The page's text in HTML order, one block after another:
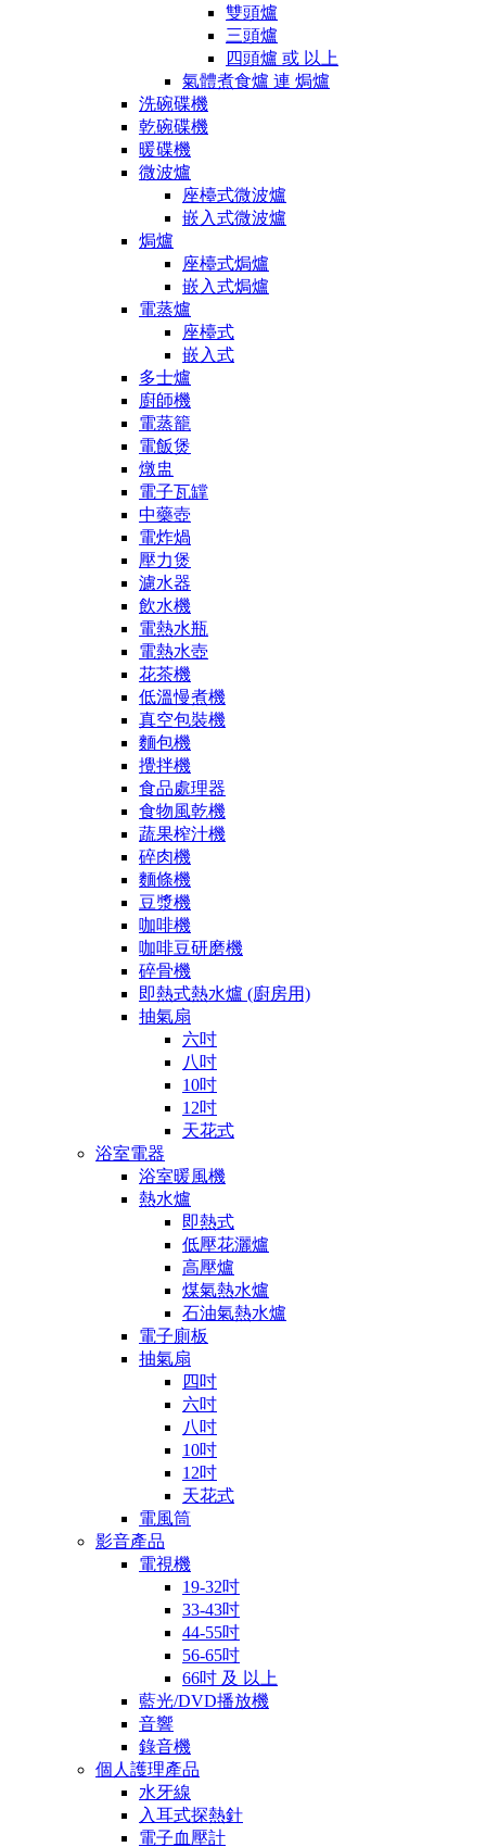
雙頭爐
三頭爐
四頭爐 或 以上
氣體煮食爐 連 焗爐
洗碗碟機
乾碗碟機
暖碟機
微波爐
座檯式微波爐
嵌入式微波爐
焗爐
座檯式焗爐
嵌入式焗爐
電蒸爐
座檯式
嵌入式
多士爐
廚師機
電蒸籠
電飯煲
燉盅
電子瓦罉
中藥壺
電炸煱
壓力煲
濾水器
飲水機
電熱水瓶
電熱水壺
花茶機
低溫慢煮機
真空包裝機
麵包機
攪拌機
食品處理器
食物風乾機
蔬果榨汁機
碎肉機
麵條機
豆漿機
咖啡機
咖啡豆研磨機
碎骨機
即熱式熱水爐 (廚房用)
抽氣扇
六吋
八吋
10吋
12吋
天花式
浴室電器
浴室暖風機
熱水爐
即熱式
低壓花灑爐
高壓爐
煤氣熱水爐
石油氣熱水爐
電子廁板
抽氣扇
四吋
六吋
八吋
10吋
12吋
天花式
電風筒
影音產品
電視機
19-32吋
33-43吋
44-55吋
56-65吋
66吋 及 以上
藍光/DVD播放機
音響
錄音機
個人護理產品
水牙線
入耳式探熱針
電子血壓計